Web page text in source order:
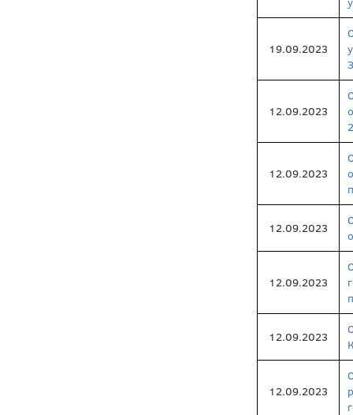
19.09.2023
12.09.2023
12.09.2023
12.09.2023
12.09.2023
12.09.2023
12.09.2023